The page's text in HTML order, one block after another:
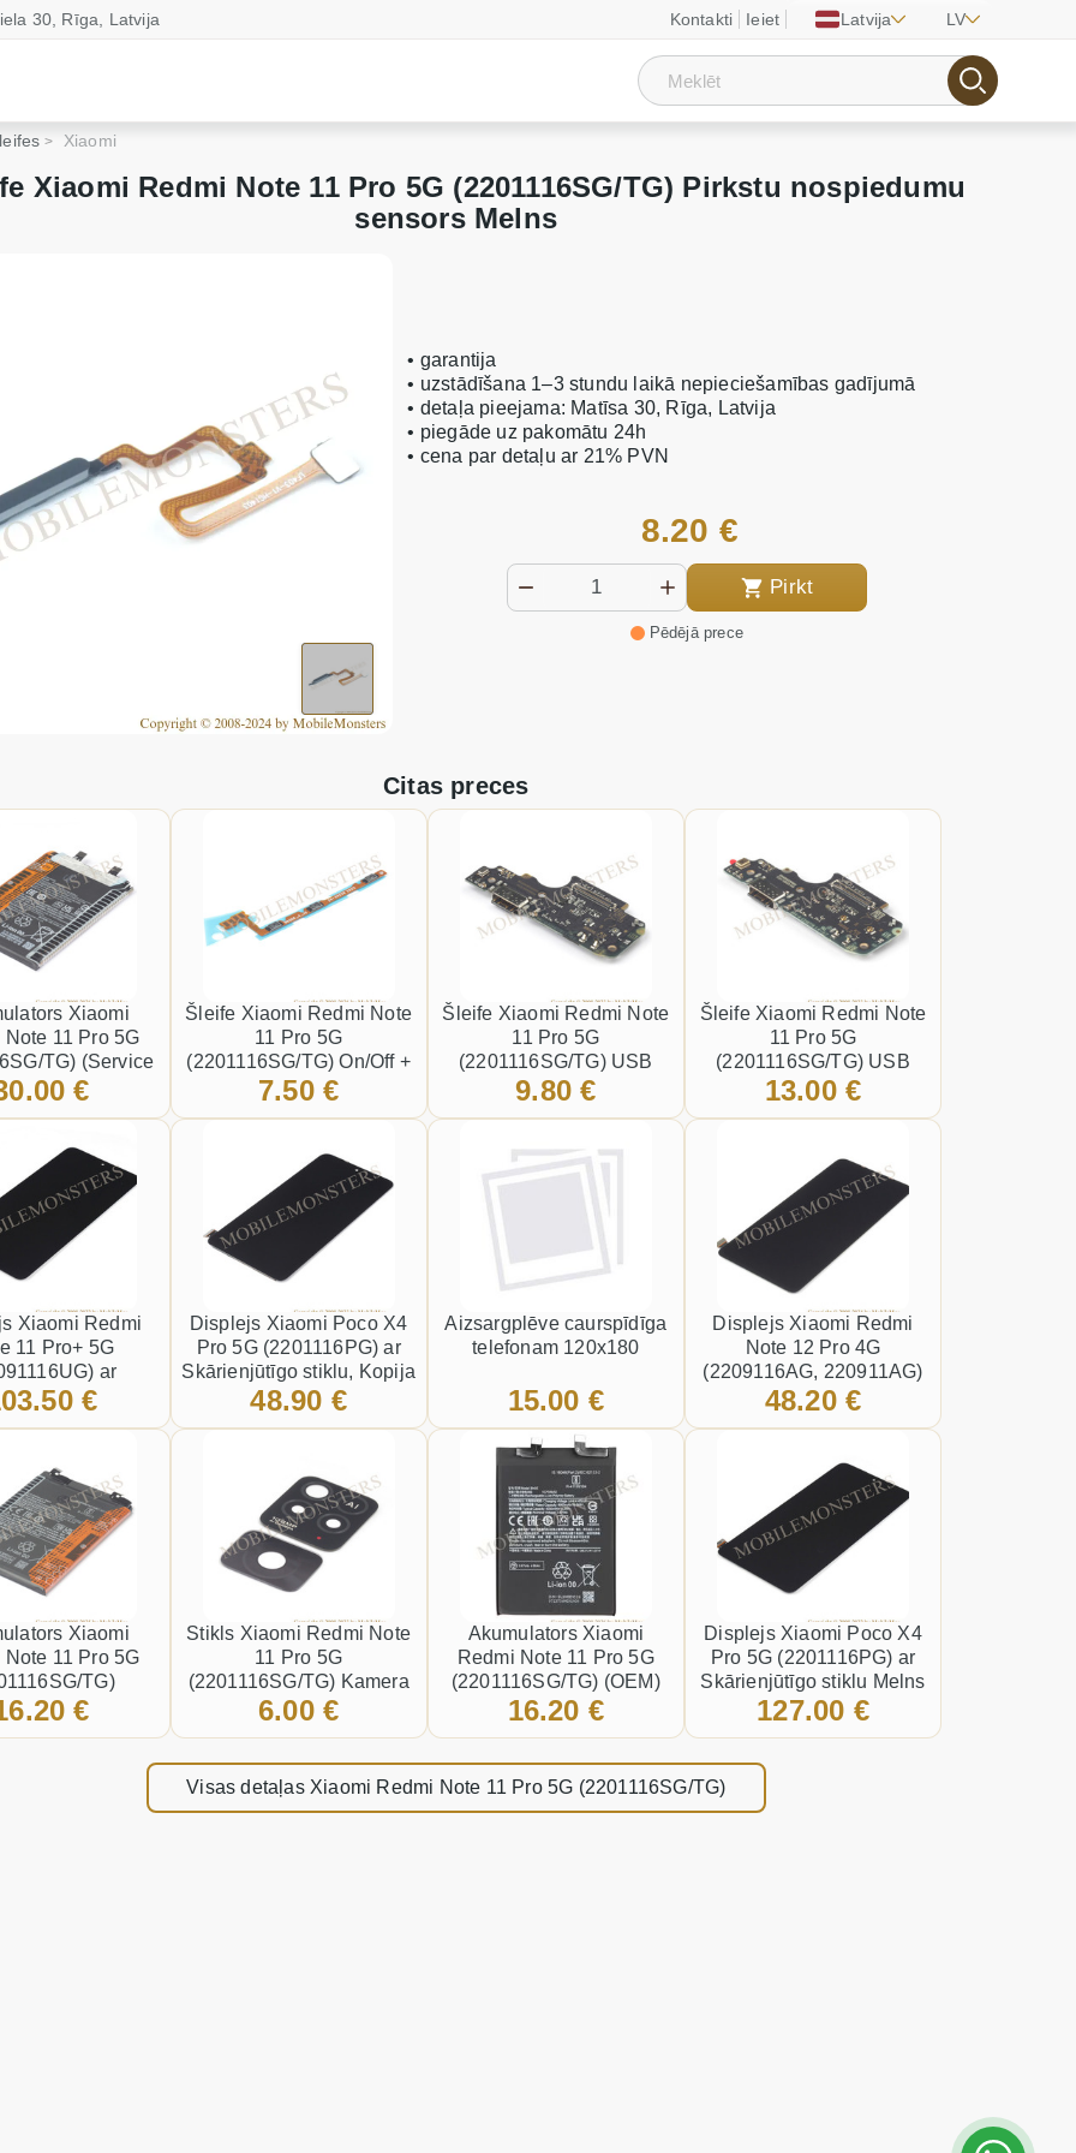
Kontakti Ieiet Latvija LV
30, Rīga, Latvija
Xiaomi
Xiaomi Redmi Note 11 Pro 5G (2201116SG/TG) Pirkstu nospiedumu
sensors Melns
8.20 €
Pirkt
Pēdējā prece
• garantija
• uzstādīšana 1–3 stundu laikā nepieciešamības gadījumā
• detaļa pieejama: Matīsa 30, Rīga, Latvija
• piegāde uz pakomātu 24h
• cena par detaļu ar 21% PVN
Citas preces
Xiaomi
Note 11 Pro 5G
TG) (Service
LI-Ion
€
Šleife Xiaomi Redmi Note
11 Pro 5G
(2201116SG/TG) On/Off +
Volume
7.50 €
Šleife Xiaomi Redmi Note
11 Pro 5G
(2201116SG/TG) USB
konnektors, Kopija
9.80 €
Šleife Xiaomi Redmi Note
11 Pro 5G
(2201116SG/TG) USB
konnektors
13.00 €
Xiaomi Redmi
11 Pro+ 5G
ar
stiklu Melns
€
Displejs Xiaomi Poco X4
Pro 5G (2201116PG) ar
Skārienjūtīgo stiklu, Kopija
OLED kvalitāte Melnā
48.90 €
Aizsargplēve caurspīdīga
telefonam 120x180
15.00 €
Displejs Xiaomi Redmi
Note 12 Pro 4G
(2209116AG, 220911AG)
ar Skārienjūtīgo stiklu,
48.20 €
Xiaomi
Note 11 Pro 5G
TG)
LI-Ion BM5A
€
Stikls Xiaomi Redmi Note
11 Pro 5G
(2201116SG/TG) Kamera
Melns
6.00 €
Akumulators Xiaomi
Redmi Note 11 Pro 5G
(2201116SG/TG) (OEM)
5000mAh LI-Ion BN5E
16.20 €
Displejs Xiaomi Poco X4
Pro 5G (2201116PG) ar
Skārienjūtīgo stiklu Melns
127.00 €
Visas detaļas Xiaomi Redmi Note 11 Pro 5G (2201116SG/TG)